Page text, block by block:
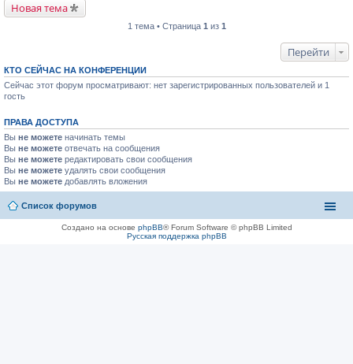
Новая тема
1 тема • Страница 1 из 1
Перейти
КТО СЕЙЧАС НА КОНФЕРЕНЦИИ
Сейчас этот форум просматривают: нет зарегистрированных пользователей и 1
гость
ПРАВА ДОСТУПА
Вы не можете начинать темы
Вы не можете отвечать на сообщения
Вы не можете редактировать свои сообщения
Вы не можете удалять свои сообщения
Вы не можете добавлять вложения
Список форумов
Создано на основе phpBB® Forum Software © phpBB Limited
Русская поддержка phpBB